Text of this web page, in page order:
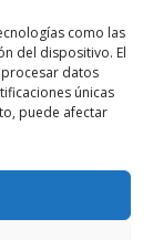
como las
del dispositivo. El
datos
únicas
puede afectar